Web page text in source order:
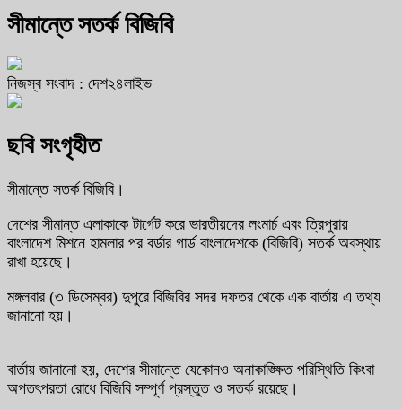
সীমান্তে সতর্ক বিজিবি
নিজস্ব সংবাদ : দেশ২৪লাইভ
ছবি সংগৃহীত
সীমান্তে সতর্ক বিজিবি।
দেশের সীমান্ত এলাকাকে টার্গেট করে ভারতীয়দের লংমার্চ এবং ত্রিপুরায়
বাংলাদেশ মিশনে হামলার পর বর্ডার গার্ড বাংলাদেশকে (বিজিবি) সতর্ক অবস্থায়
রাখা হয়েছে।
মঙ্গলবার (৩ ডিসেম্বর) দুপুরে বিজিবির সদর দফতর থেকে এক বার্তায় এ তথ্য
জানানো হয়।
বার্তায় জানানো হয়, দেশের সীমান্তে যেকোনও অনাকাঙ্ক্ষিত পরিস্থিতি কিংবা
অপতৎপরতা রোধে বিজিবি সম্পূর্ণ প্রস্তুত ও সতর্ক রয়েছে।